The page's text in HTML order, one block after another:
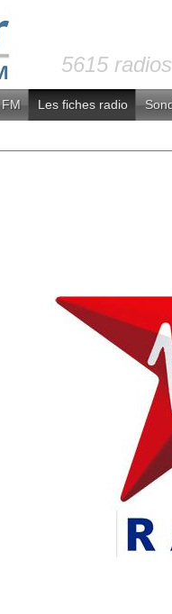
5615
Les fiches radio